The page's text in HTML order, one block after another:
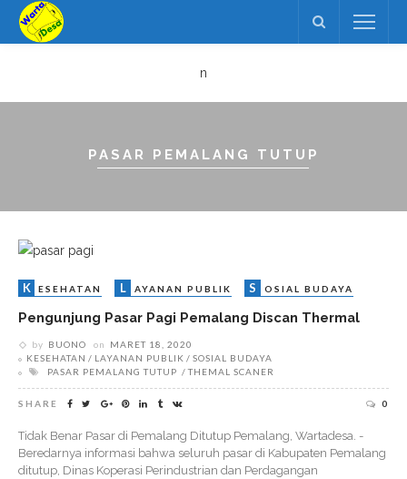
n
PASAR PEMALANG TUTUP
K ESEHATAN L AYANAN PUBLIK S OSIAL BUDAYA
Pengunjung Pasar Pagi Pemalang Discan Thermal
by BUONO on
MARET 18, 2020
KESEHATAN
LAYANAN PUBLIK
SOSIAL BUDAYA
PASAR PEMALANG TUTUP
THEMAL SCANER
SHARE 0
Tidak Benar Pasar di Pemalang Ditutup Pemalang, Wartadesa. -
Beredarnya informasi bahwa seluruh pasar di Kabupaten Pemalang
ditutup, Dinas Koperasi Perindustrian dan Perdagangan